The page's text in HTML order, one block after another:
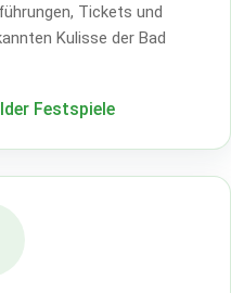
Tickets und
Kulisse der Bad
Festspiele